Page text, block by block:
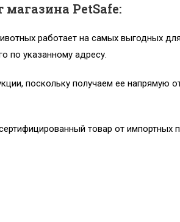
PetSafe:
работает на самых выгодных
по указанному адресу.
поскольку получаем ее
товар от